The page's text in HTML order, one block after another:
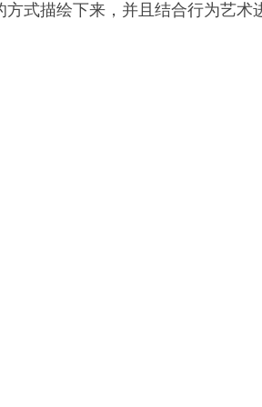
式描绘下来，并且结合行为艺术